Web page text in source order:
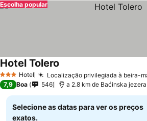
Escolha popular
3 EstrelasHotel Localização privilegiada à beira-
Hotel Tolero
7,9 Boa 546 a 2.8 km de Baćinska jezera
Selecione as datas para ver os preços
exatos.